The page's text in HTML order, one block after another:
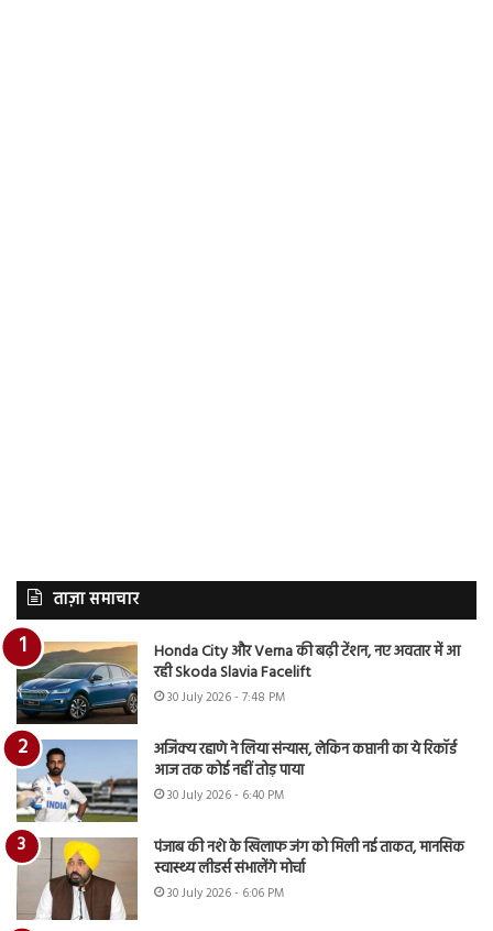
ताज़ा समाचार
Honda City और Verna की बढ़ी टेंशन, नए अवतार में आ
रही Skoda Slavia Facelift
30 July 2026 - 7:48 PM
अजिंक्य रहाणे ने लिया संन्यास, लेकिन कप्तानी का ये रिकॉर्ड
आज तक कोई नहीं तोड़ पाया
30 July 2026 - 6:40 PM
पंजाब की नशे के खिलाफ जंग को मिली नई ताकत, मानसिक
स्वास्थ्य लीडर्स संभालेंगे मोर्चा
30 July 2026 - 6:06 PM